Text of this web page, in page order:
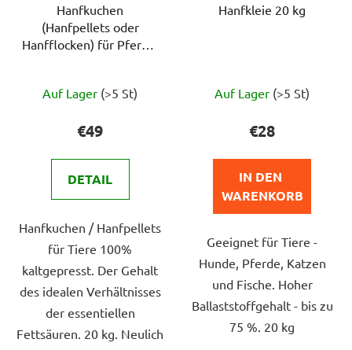
Hanfkuchen
(Hanfpellets oder
Hanfflocken) für Pferde,
durchschnittliche
4,7
von
Sternen.
Auf Lager (>5 St)
€49
DETAIL
Hanfkuchen / Hanfpellets
für Tiere 100%
kaltgepresst. Der Gehalt
des idealen Verhältnisses
der essentiellen
Fettsäuren. 20 kg. Neulich
Hanfkleie 20 kg
4,7
von
Auf Lager (>5 St)
€28
IN DEN
WARENKORB
Geeignet für Tiere -
Hunde, Pferde, Katzen
und Fische. Hoher
Ballaststoffgehalt - bis zu
75 %. 20 kg